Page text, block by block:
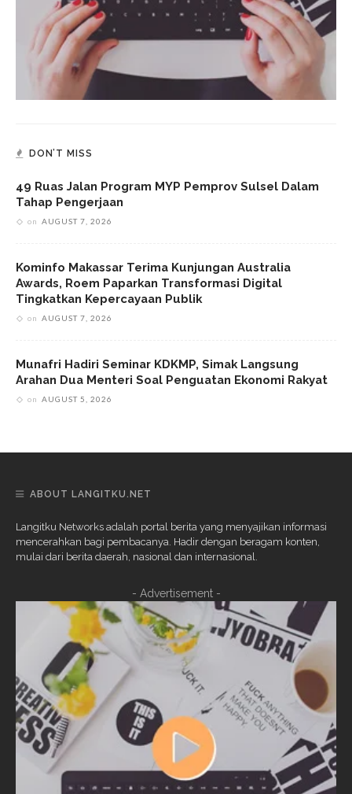
DON’T MISS
49 Ruas Jalan Program MYP Pemprov Sulsel Dalam
Tahap Pengerjaan
on AUGUST 7, 2026
Kominfo Makassar Terima Kunjungan Australia
Awards, Roem Paparkan Transformasi Digital
Tingkatkan Kepercayaan Publik
on AUGUST 7, 2026
Munafri Hadiri Seminar KDKMP, Simak Langsung
Arahan Dua Menteri Soal Penguatan Ekonomi Rakyat
on AUGUST 5, 2026
ABOUT LANGITKU.NET
Langitku Networks adalah portal berita yang menyajikan informasi
mencerahkan bagi pembacanya. Hadir dengan beragam konten,
mulai dari berita daerah, nasional dan internasional.
- Advertisement -